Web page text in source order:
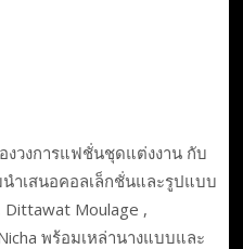
วงการแฟชั่นชุดแต่งงาน กับ
ำเสนอคอลเล็กชั่นและรูปแบบ
Moulage ,
พร้อมเหล่านางแบบและ